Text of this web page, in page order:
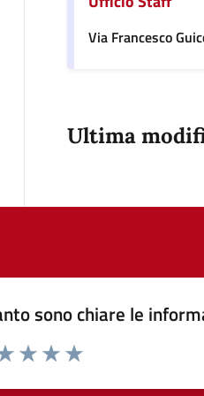
Via Francesco
Ultima
sono chiare le
da 1 a 5 stelle la pagina